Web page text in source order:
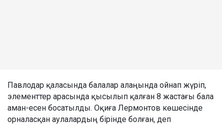
Павлодар қаласында балалар алаңында ойнап жүріп,
элементтер арасында қысылып қалған 8 жастағы бала
аман-есен босатылды. Оқиға Лермонтов көшесінде
орналасқан аулалардың бірінде болған, деп